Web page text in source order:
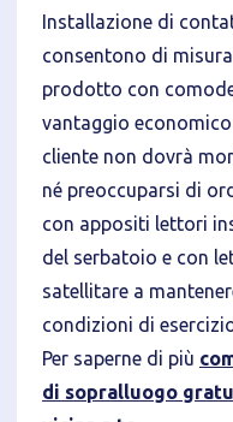
Installazione di
consentono di
prodotto con
vantaggio
cliente non dovrà
né preoccuparsi di
con appositi lettori
del serbatoio e con
satellitare a
condizioni di
Per saperne di più
di sopralluogo